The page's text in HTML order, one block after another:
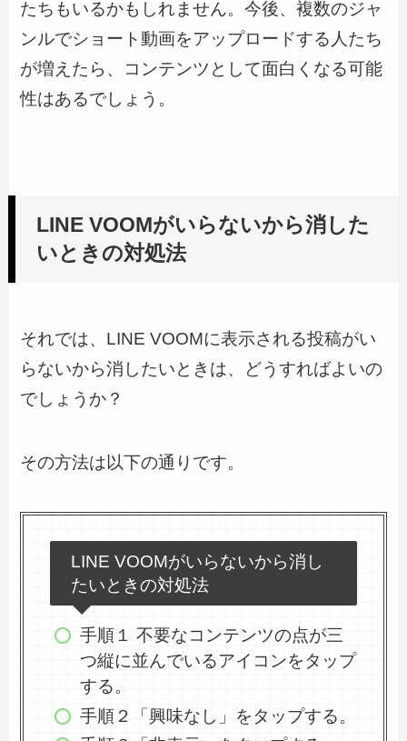
たちもいるかもしれません。今後、複数のジャ
ンルでショート動画をアップロードする人たち
が増えたら、コンテンツとして面白くなる可能
性はあるでしょう。
LINE VOOMがいらないから消した
いときの対処法
それでは、LINE VOOMに表示される投稿がい
らないから消したいときは、どうすればよいの
でしょうか？
その方法は以下の通りです。
LINE VOOMがいらないから消し
たいときの対処法
手順１ 不要なコンテンツの点が三
つ縦に並んでいるアイコンをタップ
する。
手順２「興味なし」をタップする。